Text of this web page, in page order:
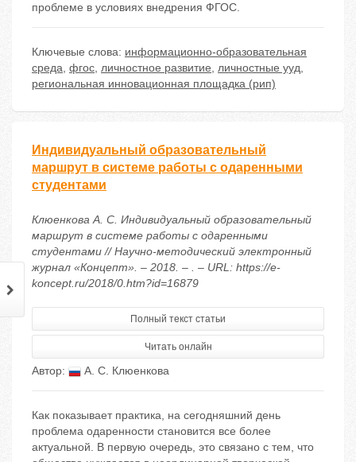
проблеме в условиях внедрения ФГОС.
Ключевые слова: информационно-образовательная
среда, фгос, личностное развитие, личностные ууд,
региональная инновационная площадка (рип)
Индивидуальный образовательный
маршрут в системе работы с одаренными
студентами
Клюенкова А. С. Индивидуальный образовательный
маршрут в системе работы с одаренными
студентами // Научно-методический электронный
журнал «Концепт». – 2018. – . – URL: https://e-
koncept.ru/2018/0.htm?id=16879
Полный текст статьи
Читать онлайн
Автор: А. С. Клюенкова
Как показывает практика, на сегодняшний день
проблема одаренности становится все более
актуальной. В первую очередь, это связано с тем, что